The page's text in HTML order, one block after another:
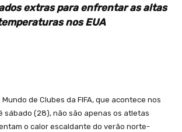
extras para enfrentar as altas
nos EUA
de Clubes da FIFA, que acontece nos
sábado (28), não são apenas os atletas
o calor escaldante do verão norte-